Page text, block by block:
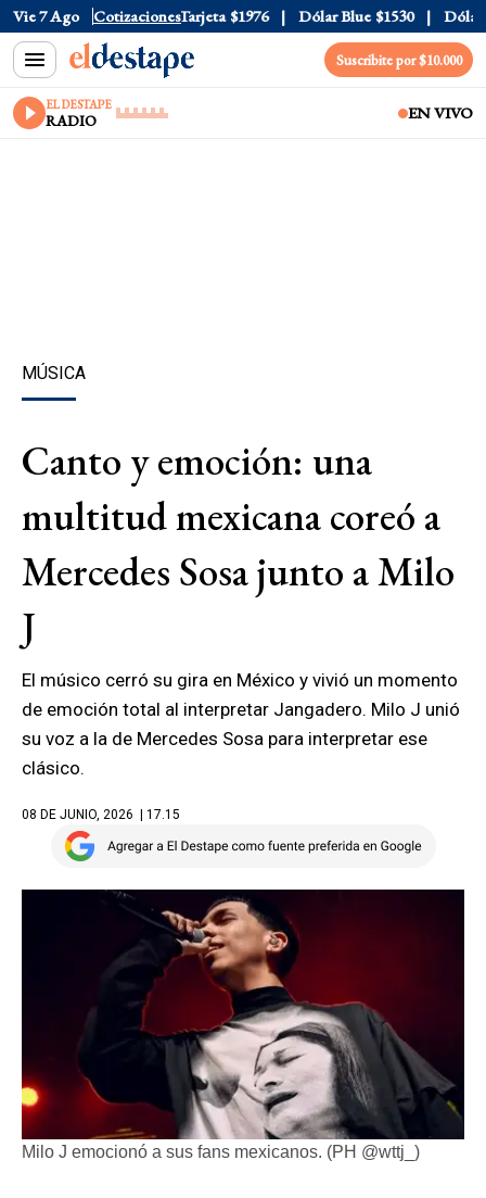
Vie 7 Ago Cotizaciones
$1520 Dólar Tarjeta $1976 Dólar Blue $1530 Dólar
Suscribite por $10.000
EL DESTAPE
RADIO EN VIVO
MÚSICA
Canto y emoción: una
multitud mexicana coreó a
Mercedes Sosa junto a Milo
J
El músico cerró su gira en México y vivió un momento
de emoción total al interpretar Jangadero. Milo J unió
su voz a la de Mercedes Sosa para interpretar ese
clásico.
08 DE JUNIO, 2026 | 17.15
Milo J emocionó a sus fans mexicanos. (PH @wttj_)